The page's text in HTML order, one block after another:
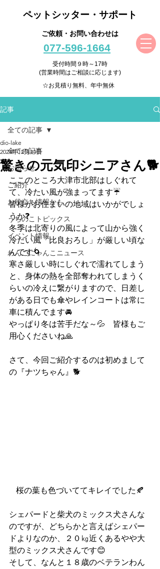
ペットシッター・サポート
ご依頼・お問い合わせは
077-596-1664
受付時間９時～17時
(営業時間はご相談に応じます)
☆お見積り無料、年中無休
記事
全ての記事
お知らせ
ご紹介
お役立ち情報かも
うちのこトピックス
イベント情報
わんこにゃんこニュース
全ての記事
驚きの元気印シニアさん🐕
dio-lake
2024年12月14日
ここのところ大津市北部はしぐれて
て、冷たい風が強まってます☔
皆様がお住まいの地域はいかがでしょ
うか❓
冬季は北寄りの風によって山から強く
冷たい風「比良おろし」が厳しい頃な
んです🌀
寒さ厳しい時にしぐれで濡れてしまう
と、身体の熱を全部奪われてしまうく
らいの冷えに繋がりますので、日差し
がある日でも傘やレインコートは常に
車に積んでます🚘
やっぱり冬は苦手だな～💦　皆様もご
用心くださいね🙏
さて、今回ご紹介するのは初めまして
の『ナツちゃん』🐕
桜の葉も色づいててキレイでした🍂
シェパードと柴犬のミックス犬さんな
のですが、どちらかと言えばシェパー
ドよりなのか、２０㎏近くあるやや大
型のミックス犬さんです😊
そして、なんと１８歳のベテランわん